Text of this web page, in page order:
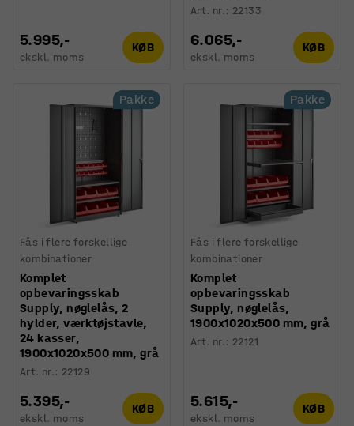
5.995,-
ekskl. moms
KØB
Art. nr.: 22133
6.065,-
ekskl. moms
KØB
Pakke
Fås i flere forskellige
kombinationer
Komplet
opbevaringsskab
Supply, nøglelås, 2
hylder, værktøjstavle,
24 kasser,
1900x1020x500 mm, grå
Art. nr.: 22129
5.395,-
ekskl. moms
KØB
Pakke
Fås i flere forskellige
kombinationer
Komplet
opbevaringsskab
Supply, nøglelås,
1900x1020x500 mm, grå
Art. nr.: 22121
5.615,-
ekskl. moms
KØB